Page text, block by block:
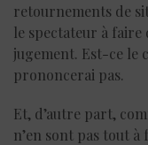
retournements de
le spectateur à faire
jugement. Est-ce le
prononcerai pas.
Et, d’autre part,
n’en sont pas tout